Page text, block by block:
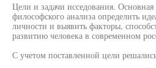
Цели и задачи исседования.
философского анализа определить
личности и выявить факторы,
развитию человека в современном
С учетом поставленной цели